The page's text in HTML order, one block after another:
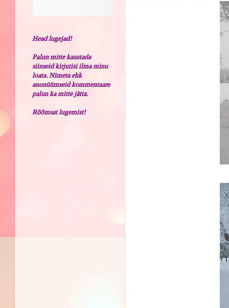
Head lugejad!
Palun mitte kasutada
siinseid kirjutisi ilma minu
loata. Nimeta ehk
anonüümseid kommentaare
palun ka mitte jätta.
Rõõmsat lugemist!